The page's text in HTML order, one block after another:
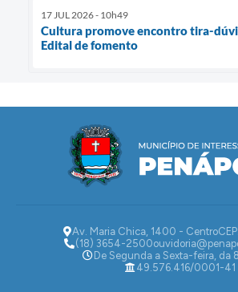
17 JUL 2026 - 10h49
Cultura promove encontro tira-
Edital de fomento
Av. Maria Chica, 1400 - Centro
(18) 3654-2500
De Segunda a Sexta-feira, da
49.576.416/0001-41